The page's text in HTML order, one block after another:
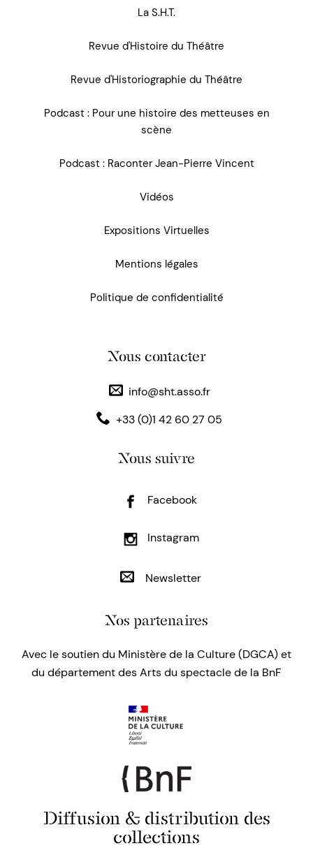
La S.H.T.
Revue d'Histoire du Théâtre
Revue d'Historiographie du Théâtre
Podcast : Pour une histoire des metteuses en
scène
Podcast : Raconter Jean-Pierre Vincent
Vidéos
Expositions Virtuelles
Mentions légales
Politique de confidentialité
Nous contacter
info@sht.asso.fr
+33 (0)1 42 60 27 05
Nous suivre
Facebook
Instagram
Newsletter
Nos partenaires
Avec le soutien du Ministère de la Culture (DGCA) et
du département des Arts du spectacle de la BnF
Diffusion & distribution des
collections